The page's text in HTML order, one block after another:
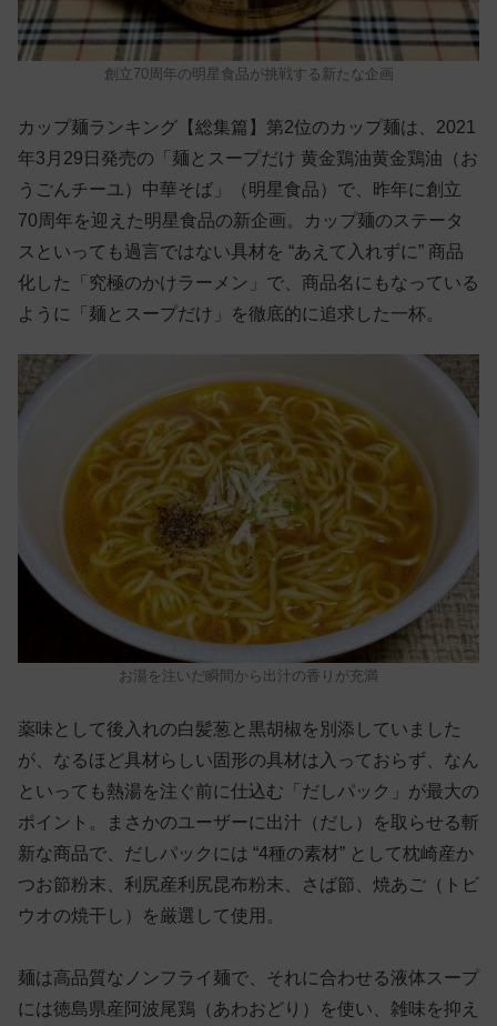
創立70周年の明星食品が挑戦する新たな企画
カップ麺ランキング【総集篇】第2位のカップ麺は、2021
年3月29日発売の「麺とスープだけ 黄金鶏油黄金鶏油（お
うごんチーユ）中華そば」（明星食品）で、昨年に創立
70周年を迎えた明星食品の新企画。カップ麺のステータ
スといっても過言ではない具材を “あえて入れずに” 商品
化した「究極のかけラーメン」で、商品名にもなっている
ように「麺とスープだけ」を徹底的に追求した一杯。
お湯を注いだ瞬間から出汁の香りが充満
薬味として後入れの白髪葱と黒胡椒を別添していました
が、なるほど具材らしい固形の具材は入っておらず、なん
といっても熱湯を注ぐ前に仕込む「だしパック」が最大の
ポイント。まさかのユーザーに出汁（だし）を取らせる斬
新な商品で、だしパックには “4種の素材” として枕崎産か
つお節粉末、利尻産利尻昆布粉末、さば節、焼あご（トビ
ウオの焼干し）を厳選して使用。
麺は高品質なノンフライ麺で、それに合わせる液体スープ
には徳島県産阿波尾鶏（あわおどり）を使い、雑味を抑え